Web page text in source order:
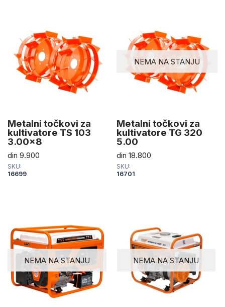
Metalni točkovi za
kultivatore TS 103
3.00×8
din 9.900
SKU:
16699
NEMA NA STANJU
Metalni točkovi za
kultivatore TG 320
5.00
din 18.800
SKU:
16701
NEMA NA STANJU NEMA NA STANJU